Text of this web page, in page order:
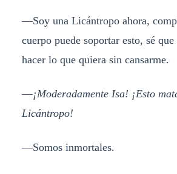
—Soy una Licántropo ahora,
cuerpo puede soportar esto, sé
hacer lo que quiera sin cansarme.
—¡Moderadamente Isa! ¡Esto
Licántropo!
—Somos inmortales.